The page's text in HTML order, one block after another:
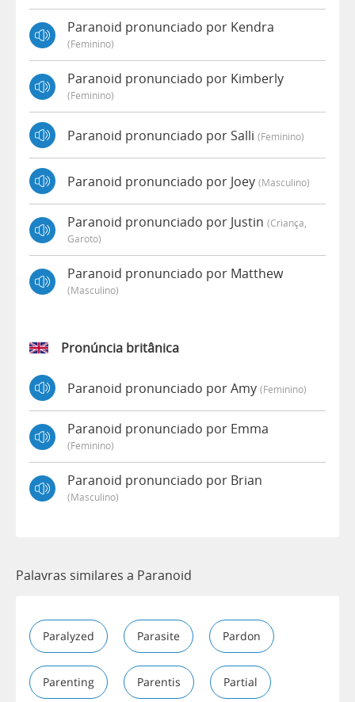
Paranoid pronunciado por Kendra
(feminino)
Paranoid pronunciado por Kimberly
(feminino)
Paranoid pronunciado por Salli (feminino)
Paranoid pronunciado por Joey (masculino)
Paranoid pronunciado por Justin (criança,
Garoto)
Paranoid pronunciado por Matthew
(masculino)
Pronúncia britânica
Paranoid pronunciado por Amy (feminino)
Paranoid pronunciado por Emma
(feminino)
Paranoid pronunciado por Brian
(masculino)
Palavras similares a Paranoid
Paralyzed Parasite Pardon
Parenting Parentis Partial